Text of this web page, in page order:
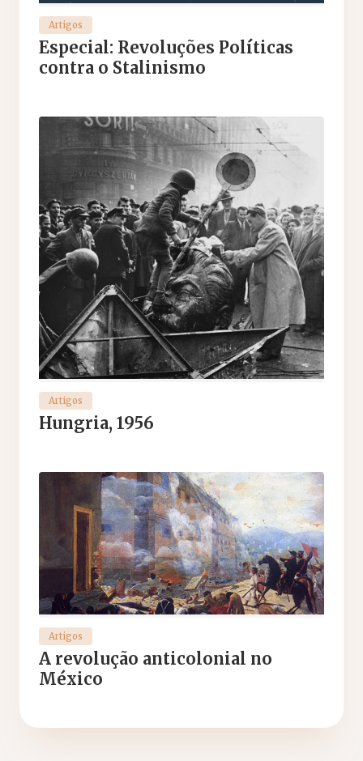
Artigos
Especial: Revoluções Políticas
contra o Stalinismo
Artigos
Hungria, 1956
Artigos
A revolução anticolonial no
México